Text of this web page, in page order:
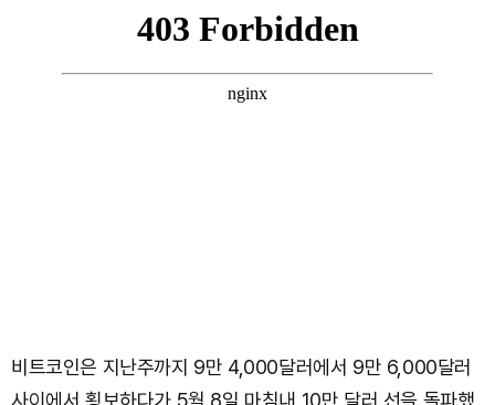
비트코인은 지난주까지 9만 4,000달러에서 9만 6,000달러
사이에서 횡보하다가 5월 8일 마침내 10만 달러 선을 돌파했